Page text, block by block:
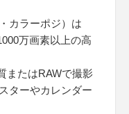
カラーポジ）は
万画素以上の高
またはRAWで撮影
ターやカレンダー